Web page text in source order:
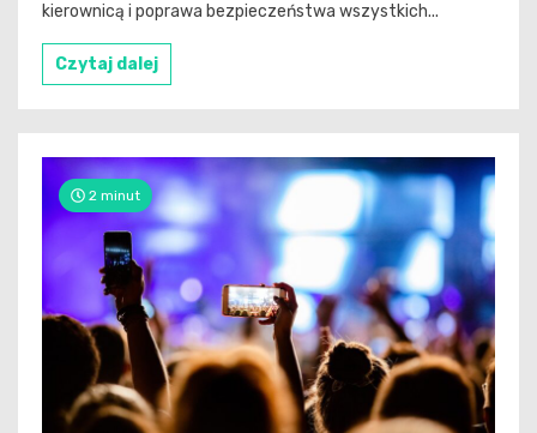
kierownicą i poprawa bezpieczeństwa wszystkich...
Czytaj dalej
2 minut